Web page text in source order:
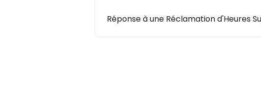
Réponse à une Réclamation d'Heures